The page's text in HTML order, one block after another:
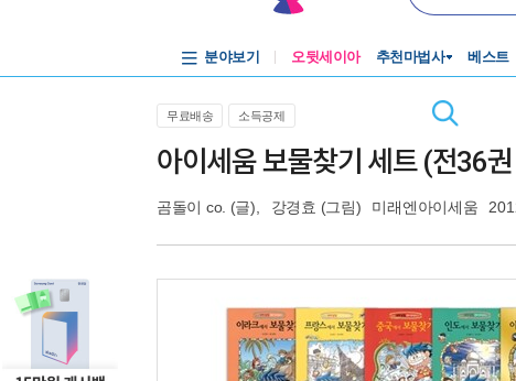
분야보기 오뒷세이아 추천마법사 베스트
무료배송
소득공제
아이세움 보물찾기 세트 (전36
곰돌이 co. (글), 강경효 (그림) 미래엔아이세움